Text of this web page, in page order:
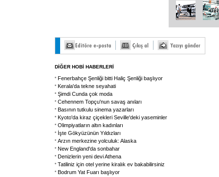
DİĞER HOBİ HABERLERİ
Fenerbahçe Şenliği bitti Haliç Şenliği başlıyor
Kerala'da tekne seyahati
Şimdi Cunda çok moda
Cehennem Topçu'nun savaş anıları
Basının tutkulu sinema yazarları
Kyoto'da kiraz çiçekleri Seville'deki yaseminler
Olimpiyatların altın kadınları
İşte Gökyüzünün Yıldızları
Arzın merkezine yolculuk: Alaska
New England'da sonbahar
Denizlerin yeni devi Athena
Tatiliniz için otel yerine kiralık ev bakabilirsiniz
Bodrum Yat Fuarı başlıyor